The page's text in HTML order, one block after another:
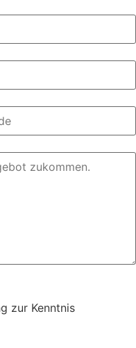
zur Kenntnis